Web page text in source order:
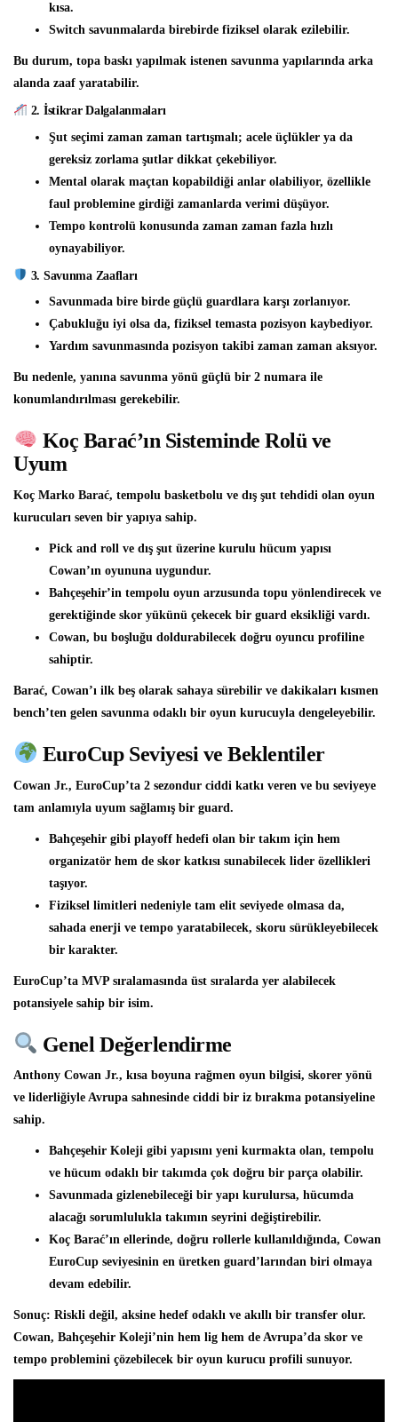
kısa.
Switch savunmalarda birebirde fiziksel olarak ezilebilir.
Bu durum, topa baskı yapılmak istenen savunma yapılarında arka
alanda zaaf yaratabilir.
2. İstikrar Dalgalanmaları
Şut seçimi zaman zaman tartışmalı; acele üçlükler ya da
gereksiz zorlama şutlar dikkat çekebiliyor.
Mental olarak maçtan kopabildiği anlar olabiliyor, özellikle
faul problemine girdiği zamanlarda verimi düşüyor.
Tempo kontrolü konusunda zaman zaman fazla hızlı
oynayabiliyor.
3. Savunma Zaafları
Savunmada bire birde güçlü guardlara karşı zorlanıyor.
Çabukluğu iyi olsa da, fiziksel temasta pozisyon kaybediyor.
Yardım savunmasında pozisyon takibi zaman zaman aksıyor.
Bu nedenle, yanına savunma yönü güçlü bir 2 numara ile
konumlandırılması gerekebilir.
Koç Barać’ın Sisteminde Rolü ve
Uyum
Koç Marko Barać, tempolu basketbolu ve dış şut tehdidi olan oyun
kurucuları seven bir yapıya sahip.
Pick and roll ve dış şut üzerine kurulu hücum yapısı
Cowan’ın oyununa uygundur.
Bahçeşehir’in tempolu oyun arzusunda topu yönlendirecek ve
gerektiğinde skor yükünü çekecek bir guard eksikliği vardı.
Cowan, bu boşluğu doldurabilecek doğru oyuncu profiline
sahiptir.
Barać, Cowan’ı ilk beş olarak sahaya sürebilir ve dakikaları kısmen
bench’ten gelen savunma odaklı bir oyun kurucuyla dengeleyebilir.
EuroCup Seviyesi ve Beklentiler
Cowan Jr., EuroCup’ta 2 sezondur ciddi katkı veren ve bu seviyeye
tam anlamıyla uyum sağlamış bir guard.
Bahçeşehir gibi playoff hedefi olan bir takım için hem
organizatör hem de skor katkısı sunabilecek lider özellikleri
taşıyor.
Fiziksel limitleri nedeniyle tam elit seviyede olmasa da,
sahada enerji ve tempo yaratabilecek, skoru sürükleyebilecek
bir karakter.
EuroCup’ta MVP sıralamasında üst sıralarda yer alabilecek
potansiyele sahip bir isim.
Genel Değerlendirme
Anthony Cowan Jr., kısa boyuna rağmen oyun bilgisi, skorer yönü
ve liderliğiyle Avrupa sahnesinde ciddi bir iz bırakma potansiyeline
sahip.
Bahçeşehir Koleji gibi yapısını yeni kurmakta olan, tempolu
ve hücum odaklı bir takımda çok doğru bir parça olabilir.
Savunmada gizlenebileceği bir yapı kurulursa, hücumda
alacağı sorumlulukla takımın seyrini değiştirebilir.
Koç Barać’ın ellerinde, doğru rollerle kullanıldığında, Cowan
EuroCup seviyesinin en üretken guard’larından biri olmaya
devam edebilir.
Sonuç: Riskli değil, aksine hedef odaklı ve akıllı bir transfer olur.
Cowan, Bahçeşehir Koleji’nin hem lig hem de Avrupa’da skor ve
tempo problemini çözebilecek bir oyun kurucu profili sunuyor.